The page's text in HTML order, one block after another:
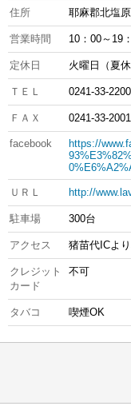
住所 耶麻郡北塩
営業時間 10：00～19
定休日 火曜日（夏
ＴＥＬ 0241-33-2200
ＦＡＸ 0241-33-2001
facebook
https://
ＵＲＬ http://
駐車場 300台
アクセス 猪苗代ICよ
クレジット
カード
不可
タバコ 喫煙OK